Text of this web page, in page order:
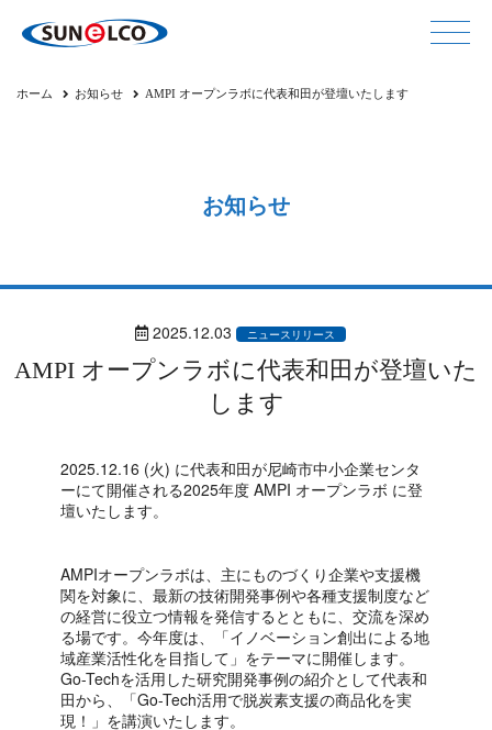
ホーム お知らせ AMPI オープンラボに代表和田が登壇いたします
お知らせ
2025.12.03 ニュースリリース
AMPI オープンラボに代表和田が登壇いた
します
2025.12.16 (火) に代表和田が尼崎市中小企業センタ
ーにて開催される2025年度 AMPI オープンラボ に登
壇いたします。
AMPIオープンラボは、主にものづくり企業や支援機
関を対象に、最新の技術開発事例や各種支援制度など
の経営に役立つ情報を発信するとともに、交流を深め
る場です。今年度は、「イノベーション創出による地
域産業活性化を目指して」をテーマに開催します。
Go-Techを活用した研究開発事例の紹介として代表和
田から、「Go-Tech活用で脱炭素支援の商品化を実
現！」を講演いたします。